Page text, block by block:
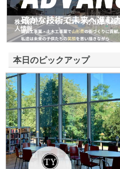
株式会社アドバンスロードが山形県鶴
人情報
本日のピックアップ